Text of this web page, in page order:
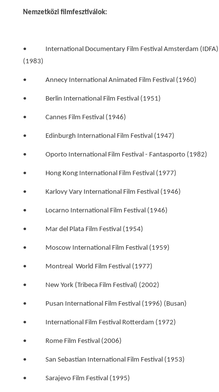
Nemzetközi filmfesztiválok:
• International Documentary Film Festival Amsterdam (IDFA)
(1983)
• Annecy International Animated Film Festival (1960)
• Berlin International Film Festival (1951)
• Cannes Film Festival (1946)
• Edinburgh International Film Festival (1947)
• Oporto International Film Festival - Fantasporto (1982)
• Hong Kong International Film Festival (1977)
• Karlovy Vary International Film Festival (1946)
• Locarno International Film Festival (1946)
• Mar del Plata Film Festival (1954)
• Moscow International Film Festival (1959)
• Montreal World Film Festival (1977)
• New York (Tribeca Film Festival) (2002)
• Pusan International Film Festival (1996) (Busan)
• International Film Festival Rotterdam (1972)
• Rome Film Festival (2006)
• San Sebastian International Film Festival (1953)
• Sarajevo Film Festival (1995)